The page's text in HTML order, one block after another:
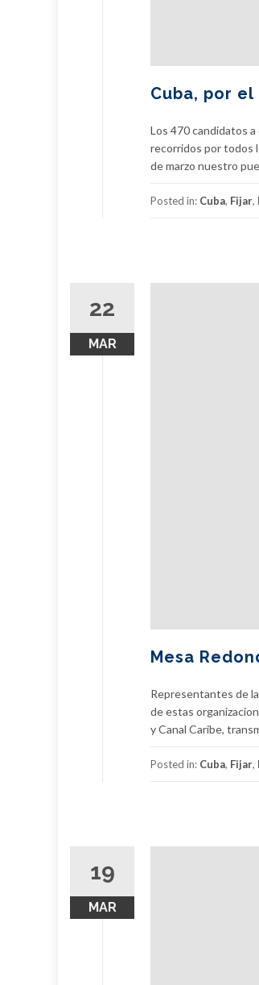
Cuba, por
Los 470 candidatos
recorridos por todos
de marzo nuestro
Posted in: Cuba, Fijar,
22
MAR
Mesa
Representantes de
de estas
y Canal Caribe,
Posted in: Cuba, Fijar,
19
MAR